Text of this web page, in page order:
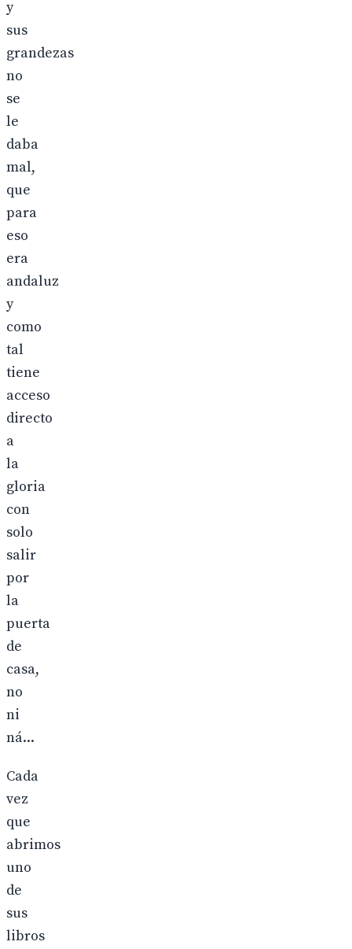
y
sus
grandezas
no
se
le
daba
mal,
que
para
eso
era
andaluz
y
como
tal
tiene
acceso
directo
a
la
gloria
con
solo
salir
por
la
puerta
de
casa,
no
ni
ná...
Cada
vez
que
abrimos
uno
de
sus
libros